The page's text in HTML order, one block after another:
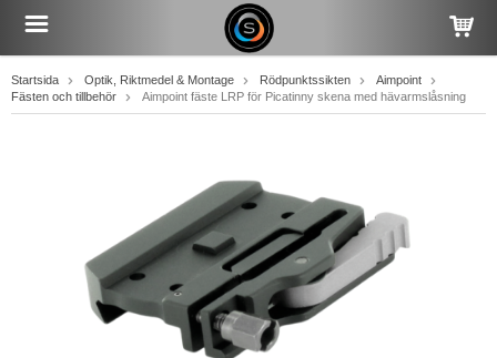
Startsida Optik, Riktmedel & Montage Rödpunktssikten
Aimpoint
Fästen och tillbehör
Aimpoint fäste LRP för Picatinny skena med hävarmslåsning